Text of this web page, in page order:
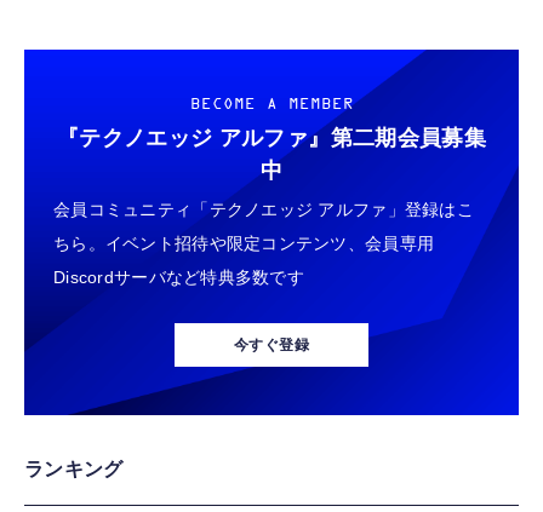
￥949
タイプc 寝ホンイヤホン 寝ホン type-c 有線
睡眠用イヤホン 【音質強化バージョン
iPhone 15/16/17対応】横向きに寝ると耳が圧
迫されない ソフトシリコンで柔らかい 超軽量
超小型 外部ノイズ遮断 音質良い リモコン マ
イク付き 安眠 仕事 勉強 通勤通学最適（黑-
￥2,199
Lightning to 3.5mm イヤホンジャック 変換
MFi認証 【ハイレゾ音質】 内蔵DAC 遅延な
し 48ビット/96KHz 音量調節対応
【整備済み品】 Earth Dreams内蔵 HDD 1TB
3.5インチ NAS丶パソコンPC丶サーバー対応
ハードディスク 保証1年
￥5,480
【整備済み品】エイチピー ProDisplay P224
モニター 21.5インチ IPS フルHD｜
HDMI/DisplayPort/VGA｜5ms 応答｜ブルー
ライトカット & フリッカーフリー｜VESA 対
￥8,520
￥6,980
【New】Amazon Fire TV Stick HD | 手軽に
ストリーミングをはじめよう | ストリーミン
グメディアプレイヤー
￥6,980
Amazon Fire TV Stick 4K Select | 4Kの高画
質ストリーミング | ストリーミングメディア
プレイヤー
BECOME A MEMBER
『テクノエッジ アルファ』 第二期会員募集
中
会員コミュニティ「テクノエッジ アルファ」登録はこ
ちら。イベント招待や限定コンテンツ、会員専用
Discordサーバなど特典多数です
今すぐ登録
ランキング